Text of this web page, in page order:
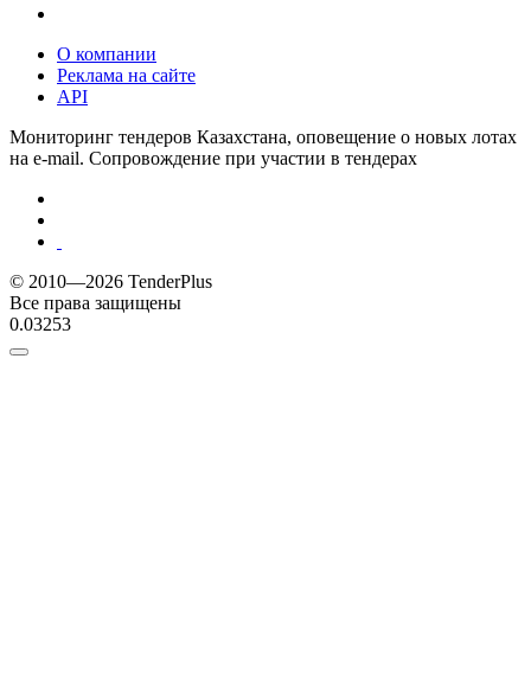
О компании
Реклама на сайте
API
Мониторинг тендеров Казахстана, оповещение о новых лотах
на e-mail. Сопровождение при участии в тендерах
© 2010—2026 TenderPlus
Все права защищены
0.03253